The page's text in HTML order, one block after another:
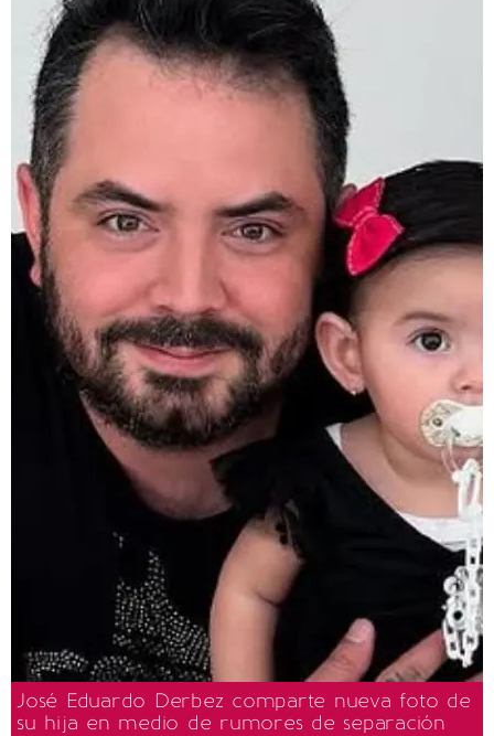
José Eduardo Derbez comparte nueva foto de
su hija en medio de rumores de separación